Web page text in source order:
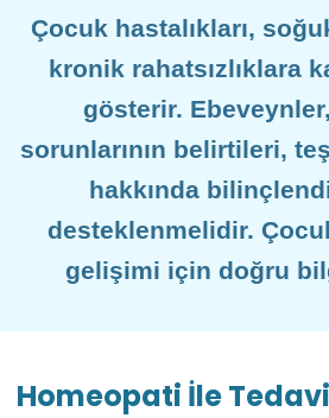
Çocuk hastalıkları,
kronik rahatsızlıklara
gösterir.
sorunlarının belirtileri,
hakkında
desteklenmelidir.
gelişimi için doğru
Homeopati İle Tedavi